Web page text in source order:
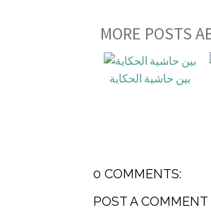
MORE POSTS
بين حاشية الحكاية
0 COMMENTS:
POST A COMMENT